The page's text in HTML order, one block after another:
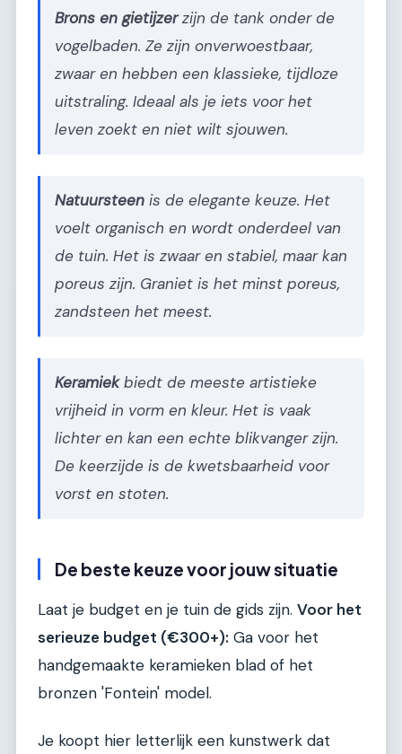
Brons en gietijzerzijn de tank onder de
vogelbaden. Ze zijn onverwoestbaar,
zwaar en hebben een klassieke, tijdloze
uitstraling. Ideaal als je iets voor het
leven zoekt en niet wilt sjouwen.
Natuursteen is de elegante keuze. Het
voelt organisch en wordt onderdeel van
de tuin. Het is zwaar en stabiel, maar kan
poreus zijn. Graniet is het minst poreus,
zandsteen het meest.
Keramiekbiedt de meeste artistieke
vrijheid in vorm en kleur. Het is vaak
lichter en kan een echte blikvanger zijn.
De keerzijde is de kwetsbaarheid voor
vorst en stoten.
De beste keuze voor jouw situatie
Laat je budget en je tuin de gids zijn. Voor het
serieuze budget (€300+): Ga voor het
handgemaakte keramieken blad of het
bronzen 'Fontein' model.
Je koopt hier letterlijk een kunstwerk dat